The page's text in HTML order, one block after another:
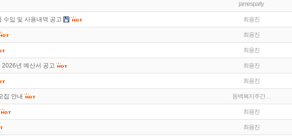
jamesparty
수입 및 사용내역 공고 최용진
최용진
최용진
년 예산서 공고 최용진
최용진
집 안내 동백복지주간…
최용진
최용진